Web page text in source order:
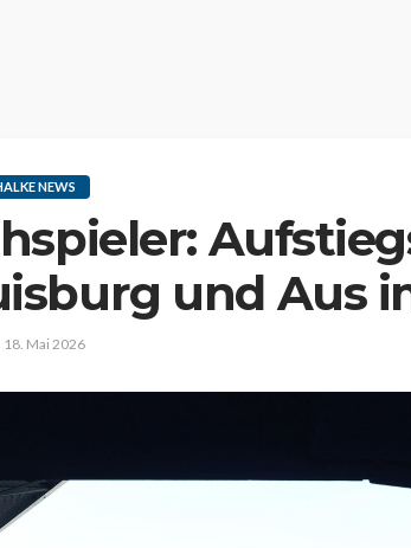
NEWS
und Aus
18. Mai 2026